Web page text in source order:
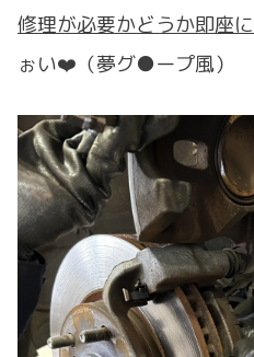
修理が必要かどうか即座
ぉい❤️（夢グ●ープ風）